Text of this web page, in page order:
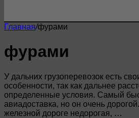
Главная/фурами
фурами
У дальних грузоперевозок есть
особенности, так как дальнее
определенные условия. Самый
авиадоставка, но он очень
железной дороге недорогая, …